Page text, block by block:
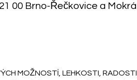
00 Brno-Řečkovice a
MOŽNOSTÍ, LEHKOSTI, RADOSTI